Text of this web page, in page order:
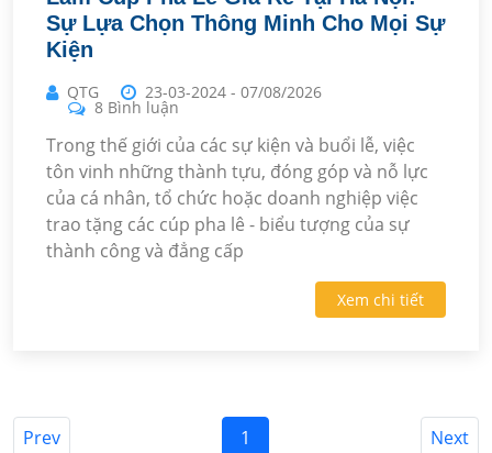
Sự Lựa Chọn Thông Minh Cho Mọi Sự
Kiện
QTG 23-03-2024 - 07/08/2026
8 Bình luận
Trong thế giới của các sự kiện và buổi lễ, việc
tôn vinh những thành tựu, đóng góp và nỗ lực
của cá nhân, tổ chức hoặc doanh nghiệp việc
trao tặng các cúp pha lê - biểu tượng của sự
thành công và đẳng cấp
Xem chi tiết
Prev 1 Next